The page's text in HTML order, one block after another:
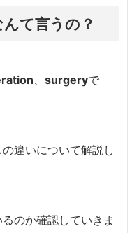
んて言うの？
surgeryで
違いについて解説し
のか確認していきま